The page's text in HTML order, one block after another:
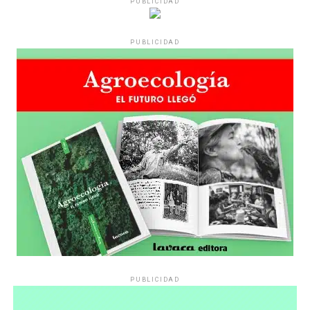
Hay varios hombres presentes: padres con sus hijas,
grupos de amigos, novios. «Con los pares que no tienen
sensibilidad al tema, la conversación se vuelve muy
estratégica, hay que evitar el choque frontal. Mi método
es a través del interrogante, que puedan encarnar la
pregunta», comparte Gonzalo, de 41 años.
PUBLICIDAD
PUBLICIDAD